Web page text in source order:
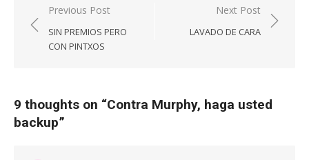
Navegación
de
entradas
Previous Post
SIN PREMIOS PERO
CON PINTXOS
Next Post
LAVADO DE CARA
9 thoughts on “Contra Murphy, haga usted
backup”